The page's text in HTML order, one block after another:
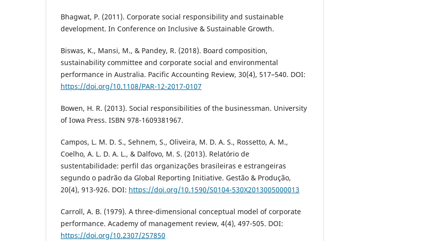
Bhagwat, P. (2011). Corporate social responsibility and sustainable
development. In Conference on Inclusive & Sustainable Growth.
Biswas, K., Mansi, M., & Pandey, R. (2018). Board composition,
sustainability committee and corporate social and environmental
performance in Australia. Pacific Accounting Review, 30(4), 517–540. DOI:
https://doi.org/10.1108/PAR-12-2017-0107
Bowen, H. R. (2013). Social responsibilities of the businessman. University
of Iowa Press. ISBN 978-1609381967.
Campos, L. M. D. S., Sehnem, S., Oliveira, M. D. A. S., Rossetto, A. M.,
Coelho, A. L. D. A. L., & Dalfovo, M. S. (2013). Relatório de
sustentabilidade: perfil das organizações brasileiras e estrangeiras
segundo o padrão da Global Reporting Initiative. Gestão & Produção,
20(4), 913-926. DOI: https://doi.org/10.1590/S0104-530X2013005000013
Carroll, A. B. (1979). A three-dimensional conceptual model of corporate
performance. Academy of management review, 4(4), 497-505. DOI:
https://doi.org/10.2307/257850